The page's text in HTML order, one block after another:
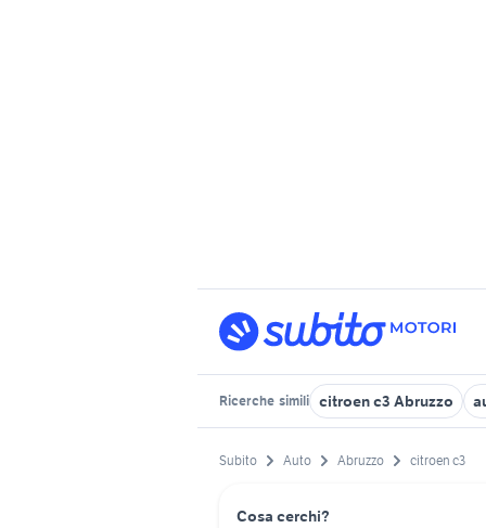
Ricerche simili citroen c3 Abruzzo
Subito Auto Abruzzo citroen c3
Cosa cerchi?